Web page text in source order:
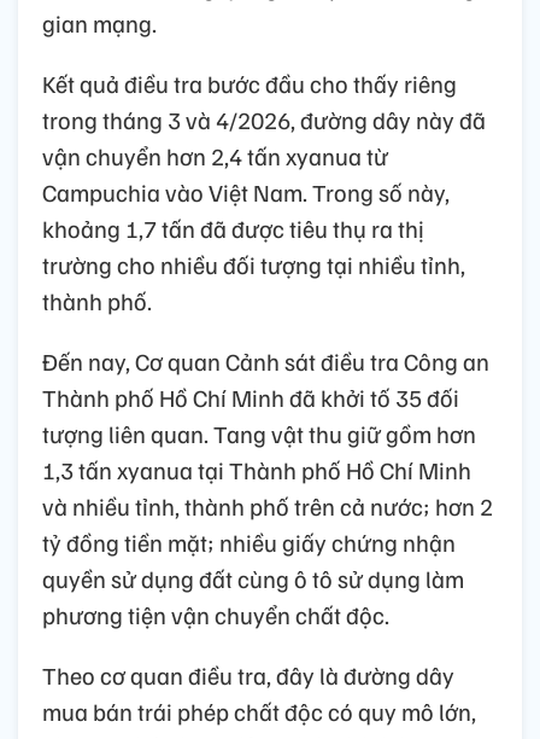
gian mạng.
Kết quả điều tra bước đầu cho thấy riêng
trong tháng 3 và 4/2026, đường dây này đã
vận chuyển hơn 2,4 tấn xyanua từ
Campuchia vào Việt Nam. Trong số này,
khoảng 1,7 tấn đã được tiêu thụ ra thị
trường cho nhiều đối tượng tại nhiều tỉnh,
thành phố.
Đến nay, Cơ quan Cảnh sát điều tra Công an
Thành phố Hồ Chí Minh đã khởi tố 35 đối
tượng liên quan. Tang vật thu giữ gồm hơn
1,3 tấn xyanua tại Thành phố Hồ Chí Minh
và nhiều tỉnh, thành phố trên cả nước; hơn 2
tỷ đồng tiền mặt; nhiều giấy chứng nhận
quyền sử dụng đất cùng ô tô sử dụng làm
phương tiện vận chuyển chất độc.
Theo cơ quan điều tra, đây là đường dây
mua bán trái phép chất độc có quy mô lớn,